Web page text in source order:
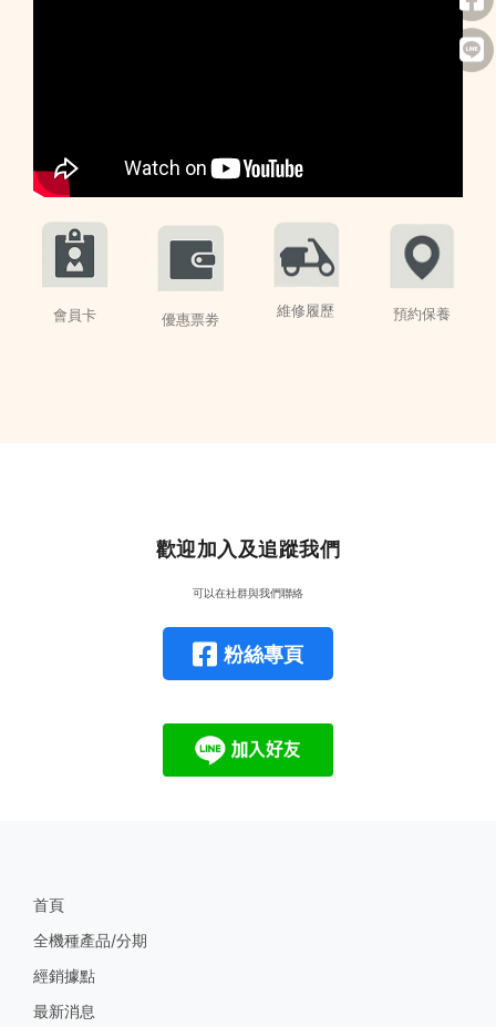
會員卡 優惠票劵 維修履歷 預約保養
歡迎加入及追蹤我們
可以在社群與我們聯絡
粉絲專頁
首頁
全機種產品/分期
經銷據點
最新消息